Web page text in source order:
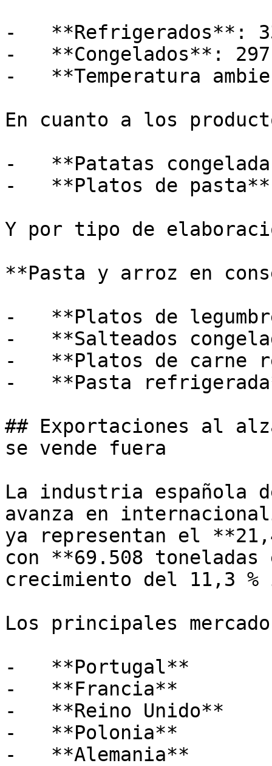
-   **Refrigerados**:
-   **Congelados**:
-   **Temperatura
En cuanto a los
-   **Patatas
-   **Platos de
Y por tipo de
**Pasta y arroz en
-   **Platos de
-   **Salteados
-   **Platos de carne
-   **Pasta
## Exportaciones al
se vende fuera
La industria española
avanza en
ya representan el
con **69.508
crecimiento del 11,3
Los principales
-   **Portugal**
-   **Francia**
-   **Reino Unido**
-   **Polonia**
-   **Alemania**